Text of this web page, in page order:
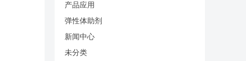
产品应用
弹性体助剂
新闻中心
未分类